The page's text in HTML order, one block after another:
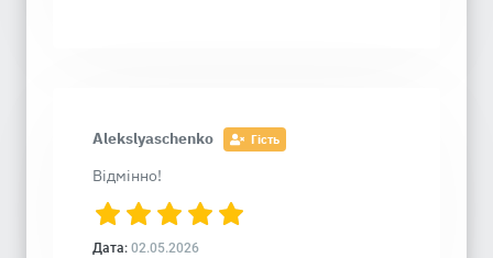
Alekslyaschenko Гість
Відмінно!
Дата: 02.05.2026